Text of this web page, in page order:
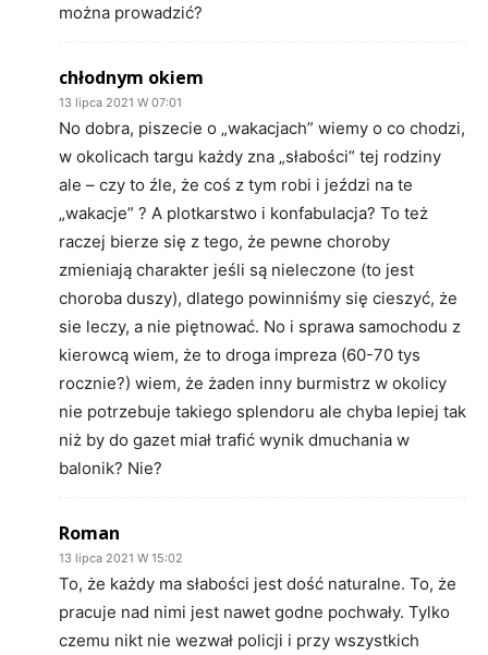
można prowadzić?
chłodnym okiem
13 lipca 2021 W 07:01
No dobra, piszecie o „wakacjach” wiemy o co chodzi,
w okolicach targu każdy zna „słabości” tej rodziny
ale – czy to źle, że coś z tym robi i jeździ na te
„wakacje” ? A plotkarstwo i konfabulacja? To też
raczej bierze się z tego, że pewne choroby
zmieniają charakter jeśli są nieleczone (to jest
choroba duszy), dlatego powinniśmy się cieszyć, że
sie leczy, a nie piętnować. No i sprawa samochodu z
kierowcą wiem, że to droga impreza (60-70 tys
rocznie?) wiem, że żaden inny burmistrz w okolicy
nie potrzebuje takiego splendoru ale chyba lepiej tak
niż by do gazet miał trafić wynik dmuchania w
balonik? Nie?
Roman
13 lipca 2021 W 15:02
To, że każdy ma słabości jest dość naturalne. To, że
pracuje nad nimi jest nawet godne pochwały. Tylko
czemu nikt nie wezwał policji i przy wszystkich